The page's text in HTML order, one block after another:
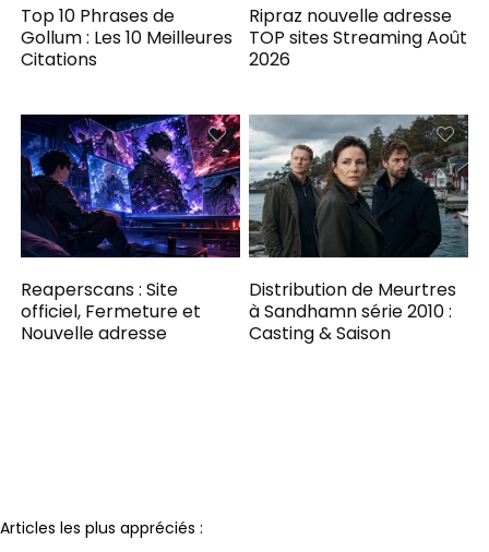
Top 10 Phrases de
Gollum : Les 10 Meilleures
Citations
Ripraz nouvelle adresse
TOP sites Streaming Août
2026
Reaperscans : Site
officiel, Fermeture et
Nouvelle adresse
Distribution de Meurtres
à Sandhamn série 2010 :
Casting & Saison
Articles les plus appréciés :